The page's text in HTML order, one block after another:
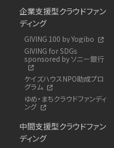
企業支援型クラウドファン
ディング
GIVING 100 by Yogibo
GIVING for SDGs
sponsored by ソニー銀行
ケイズハウスNPO助成プロ
グラム
ゆめ・まちクラウドファンディ
ング
中間支援型クラウドファン
ディング